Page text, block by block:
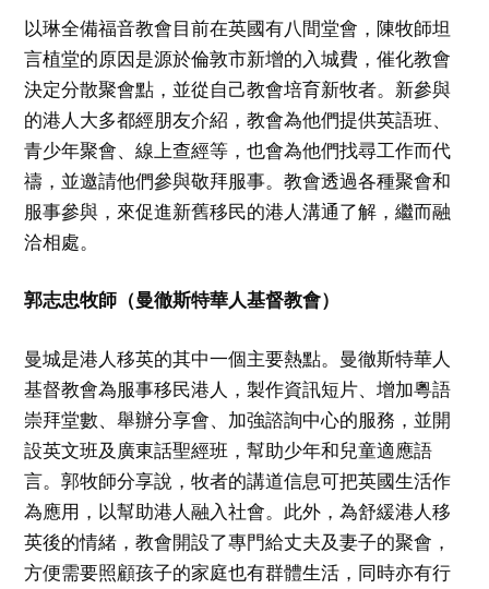
以琳全備福音教會目前在英國有八間堂會，陳牧師坦
言植堂的原因是源於倫敦市新增的入城費，催化教會
決定分散聚會點，並從自己教會培育新牧者。新參與
的港人大多都經朋友介紹，教會為他們提供英語班、
青少年聚會、線上查經等，也會為他們找尋工作而代
禱，並邀請他們參與敬拜服事。教會透過各種聚會和
服事參與，來促進新舊移民的港人溝通了解，繼而融
洽相處。
郭志忠牧師（曼徹斯特華人基督教會）
曼城是港人移英的其中一個主要熱點。曼徹斯特華人
基督教會為服事移民港人，製作資訊短片、增加粵語
崇拜堂數、舉辦分享會、加強諮詢中心的服務，並開
設英文班及廣東話聖經班，幫助少年和兒童適應語
言。郭牧師分享說，牧者的講道信息可把英國生活作
為應用，以幫助港人融入社會。此外，為舒緩港人移
英後的情緒，教會開設了專門給丈夫及妻子的聚會，
方便需要照顧孩子的家庭也有群體生活，同時亦有行